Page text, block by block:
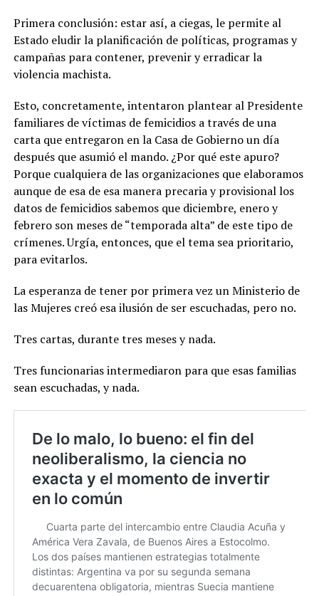
Primera conclusión: estar así, a ciegas, le permite al
Estado eludir la planificación de políticas, programas y
campañas para contener, prevenir y erradicar la
violencia machista.
Esto, concretamente, intentaron plantear al Presidente
familiares de víctimas de femicidios a través de una
carta que entregaron en la Casa de Gobierno un día
después que asumió el mando. ¿Por qué este apuro?
Porque cualquiera de las organizaciones que elaboramos
aunque de esa de esa manera precaria y provisional los
datos de femicidios sabemos que diciembre, enero y
febrero son meses de “temporada alta” de este tipo de
crímenes. Urgía, entonces, que el tema sea prioritario,
para evitarlos.
La esperanza de tener por primera vez un Ministerio de
las Mujeres creó esa ilusión de ser escuchadas, pero no.
Tres cartas, durante tres meses y nada.
Tres funcionarias intermediaron para que esas familias
sean escuchadas, y nada.